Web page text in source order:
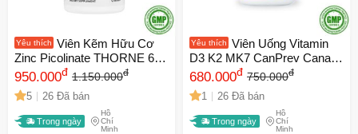
Yêu thích
Viên Kẽm Hữu Cơ
Zinc Picolinate THORNE 60
Viên - Tăng Đề Kháng, Hỗ
Trợ Cân Bằng Nội Tiết Tố,
Sức Khỏe Tốt Hơn Cho Cơ
Thể
950.000đ 1.150.000đ
5 26 Đã bán
Trong ngày
Hồ
Chí
Minh
Yêu thích
Viên Uống Vitamin
D3 K2 MK7 CanPrev Canada
- Tăng Cường Đề Kháng,
Chắc Xương, Hỗ Trợ Điều
Hòa Đường Huyết (120-240
Viên)
680.000đ 750.000đ
1 26 Đã bán
Trong ngày
Hồ
Chí
Minh